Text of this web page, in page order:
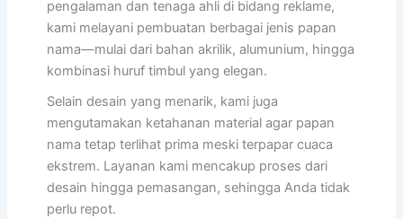
pengalaman dan tenaga ahli di bidang reklame,
kami melayani pembuatan berbagai jenis papan
nama—mulai dari bahan akrilik, alumunium, hingga
kombinasi huruf timbul yang elegan.
Selain desain yang menarik, kami juga
mengutamakan ketahanan material agar papan
nama tetap terlihat prima meski terpapar cuaca
ekstrem. Layanan kami mencakup proses dari
desain hingga pemasangan, sehingga Anda tidak
perlu repot.